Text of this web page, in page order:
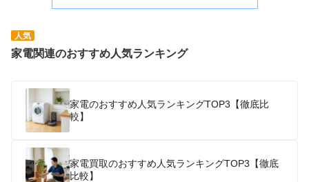
人気
家電関連のおすすめ人気ランキング
家電のおすすめ人気ランキングTOP3【徹底比
較】
家電買取のおすすめ人気ランキングTOP3【徹底
比較】